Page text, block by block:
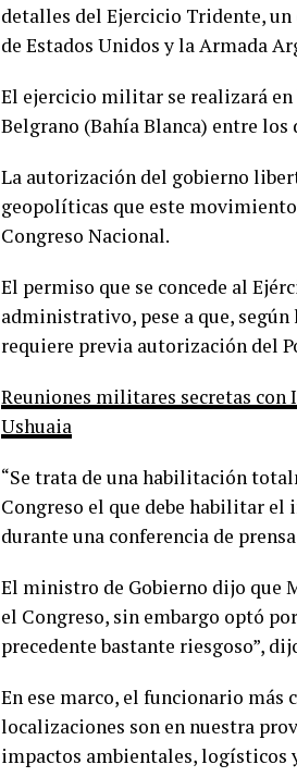
detalles del Ejercicio Tridente,
de Estados Unidos y la Armada
El ejercicio militar se realizará en
Belgrano (Bahía Blanca) entre los
La autorización del gobierno
geopolíticas que este
Congreso Nacional.
El permiso que se concede al
administrativo, pese a que,
requiere previa autorización del
Reuniones militares secretas con
Ushuaia
“Se trata de una habilitación
Congreso el que debe habilitar el
durante una conferencia de
El ministro de Gobierno dijo que
el Congreso, sin embargo optó
precedente bastante riesgoso”,
En ese marco, el funcionario más
localizaciones son en nuestra
impactos ambientales, logísticos